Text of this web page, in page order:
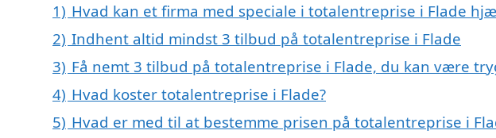
1) Hvad kan et firma med speciale i totalentreprise i Flade
2) Indhent altid mindst 3 tilbud på totalentreprise i Flade
3) Få nemt 3 tilbud på totalentreprise i Flade, du kan være
4) Hvad koster totalentreprise i Flade?
5) Hvad er med til at bestemme prisen på totalentreprise i